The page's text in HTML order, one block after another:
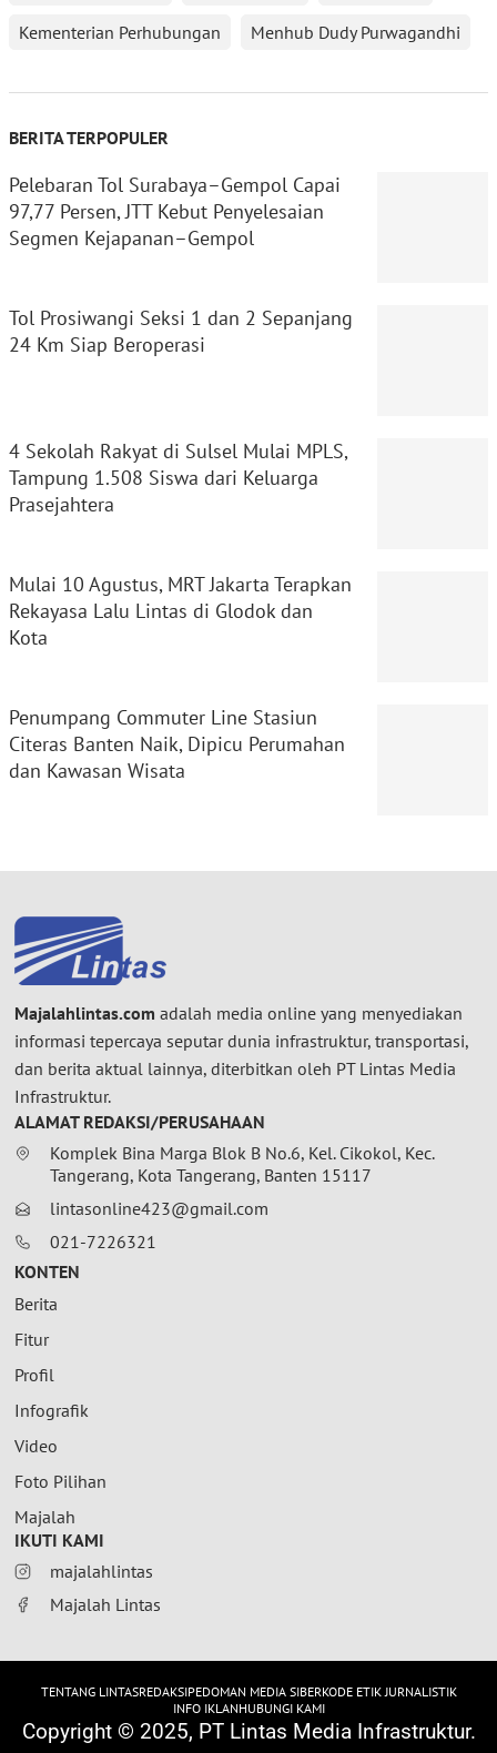
Kementerian Perhubungan
Menhub Dudy Purwagandhi
BERITA TERPOPULER
Pelebaran Tol Surabaya–Gempol Capai
97,77 Persen, JTT Kebut Penyelesaian
Segmen Kejapanan–Gempol
Tol Prosiwangi Seksi 1 dan 2 Sepanjang
24 Km Siap Beroperasi
4 Sekolah Rakyat di Sulsel Mulai MPLS,
Tampung 1.508 Siswa dari Keluarga
Prasejahtera
Mulai 10 Agustus, MRT Jakarta Terapkan
Rekayasa Lalu Lintas di Glodok dan
Kota
Penumpang Commuter Line Stasiun
Citeras Banten Naik, Dipicu Perumahan
dan Kawasan Wisata
Majalahlintas.com adalah media online yang menyediakan
informasi tepercaya seputar dunia infrastruktur, transportasi,
dan berita aktual lainnya, diterbitkan oleh PT Lintas Media
Infrastruktur.
ALAMAT REDAKSI/PERUSAHAAN
Komplek Bina Marga Blok B No.6, Kel. Cikokol, Kec.
Tangerang, Kota Tangerang, Banten 15117
lintasonline423@gmail.com
021-7226321
KONTEN
Berita
Fitur
Profil
Infografik
Video
Foto Pilihan
Majalah
IKUTI KAMI
majalahlintas
Majalah Lintas
TENTANG LINTASREDAKSIPEDOMAN MEDIA SIBERKODE ETIK JURNALISTIK
INFO IKLANHUBUNGI KAMI
Copyright © 2025, PT Lintas Media Infrastruktur.